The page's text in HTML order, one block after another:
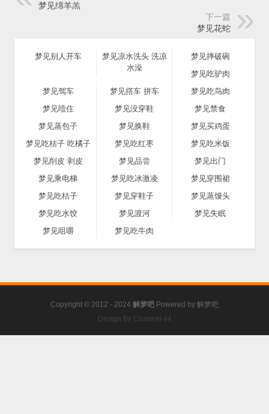
梦见绵羊羔
下一篇
梦见花蛇
梦见别人开车
梦见凉水洗头 洗凉
水澡
梦见摔破碗
梦见吃驴肉
梦见驾车
梦见撘车 拼车
梦见吃鸟肉
梦见噎住
梦见没穿鞋
梦见禁食
梦见蒸包子
梦见换鞋
梦见买鸡蛋
梦见吃桔子 吃橘子
梦见吃红枣
梦见吃米饭
梦见削皮 剥皮
梦见品尝
梦见出门
梦见乘电梯
梦见吃冰激凌
梦见穿围裙
梦见吃桔子
梦见穿鞋子
梦见蒸馒头
梦见吃水饺
梦见渡河
梦见失眠
梦见咀嚼
梦见吃牛肉
Copyright © 2012 - 2024 解梦吧 Powered by 解梦吧
Design By Channel 44